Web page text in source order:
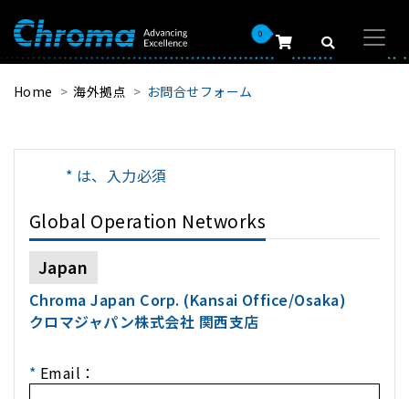
0
Home 海外拠点 お問合せフォーム
* は、入力必須
Global Operation Networks
Japan
Chroma Japan Corp. (Kansai Office/Osaka)
クロマジャパン株式会社 関西支店
* Email：